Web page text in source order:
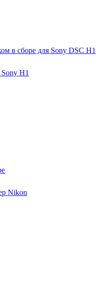
в сборе для Sony DSC H1